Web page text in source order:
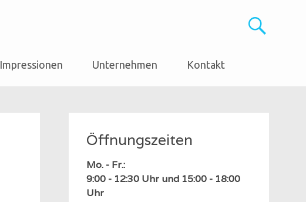
Impressionen Unternehmen Kontakt
Öffnungszeiten
Mo. - Fr.:
9:00 - 12:30 Uhr und 15:00 - 18:00
Uhr